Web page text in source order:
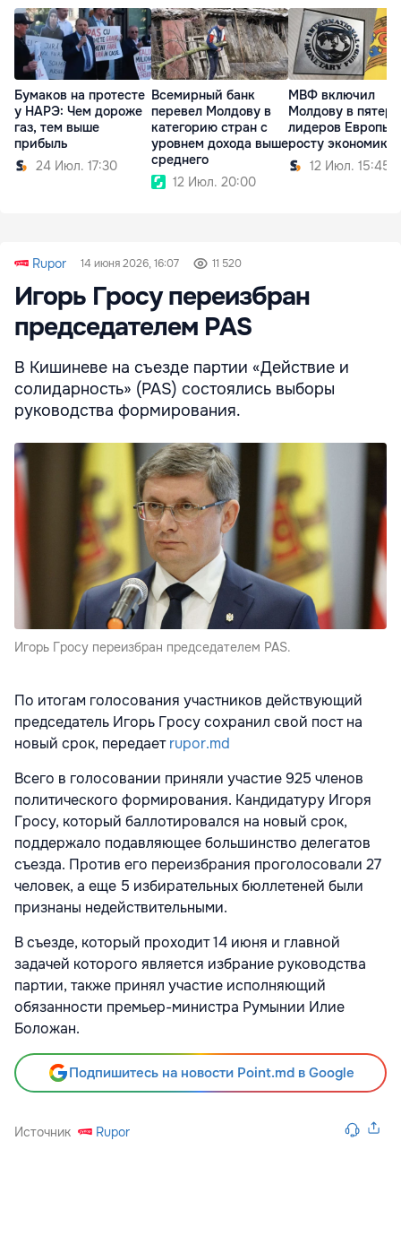
Бумаков на протесте
у НАРЭ: Чем дороже
газ, тем выше
прибыль
24 Июл. 17:30
Всемирный банк
перевел Молдову в
категорию стран с
уровнем дохода выше
среднего
12 Июл. 20:00
МВФ включил
Молдову в
лидеров Европы
росту экономики
12 Июл. 15:45
Rupor 14 июня 2026, 16:07 11 520
Игорь Гросу переизбран
председателем PAS
В Кишиневе на съезде партии «Действие и
солидарность» (PAS) состоялись выборы
руководства формирования.
Игорь Гросу переизбран председателем PAS.
По итогам голосования участников действующий
председатель Игорь Гросу сохранил свой пост на
новый срок, передаетrupor.md
Всего в голосовании приняли участие 925 членов
политического формирования. Кандидатуру Игоря
Гросу, который баллотировался на новый срок,
поддержало подавляющее большинство делегатов
съезда. Против его переизбрания проголосовали 27
человек, а еще 5 избирательных бюллетеней были
признаны недействительными.
В съезде, который проходит 14 июня и главной
задачей которого является избрание руководства
партии, также принял участие исполняющий
обязанности премьер-министра Румынии Илие
Боложан.
Подпишитесь на новости Point.md в Google
Источник Rupor